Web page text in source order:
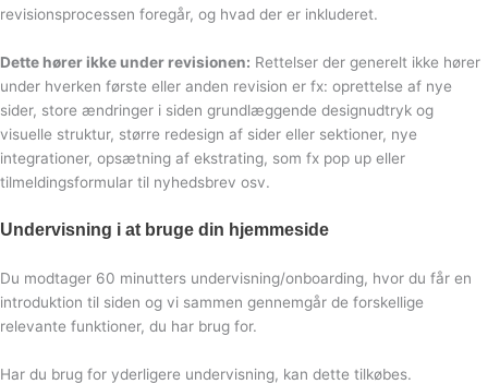
revisionsprocessen foregår, og hvad der er inkluderet.
Dette hører ikke under revisionen: Rettelser der generelt ikke hører
under hverken første eller anden revision er fx: oprettelse af nye
sider, store ændringer i siden grundlæggende designudtryk og
visuelle struktur, større redesign af sider eller sektioner, nye
integrationer, opsætning af ekstrating, som fx pop up eller
tilmeldingsformular til nyhedsbrev osv.
Undervisning i at bruge din hjemmeside
Du modtager 60 minutters undervisning/onboarding, hvor du får en
introduktion til siden og vi sammen gennemgår de forskellige
relevante funktioner, du har brug for.
Har du brug for yderligere undervisning, kan dette tilkøbes.